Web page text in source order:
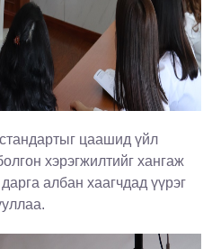
цаашид үйл
хэрэгжилтийг хангаж
албан хаагчдад үүрэг